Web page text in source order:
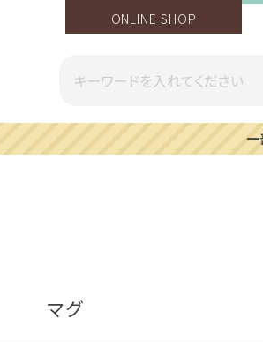
ONLINE SHOP
マグ